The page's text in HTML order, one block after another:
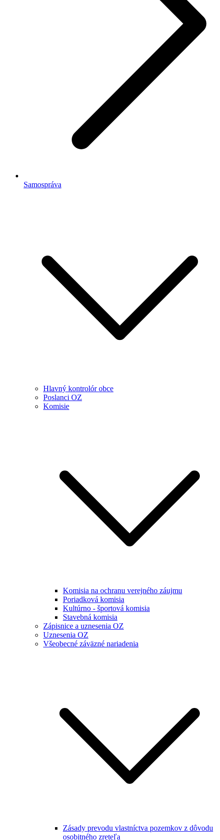
Samospráva
Hlavný kontrolór obce
Poslanci OZ
Komisie
Komisia na ochranu verejného záujmu
Poriadková komisia
Kultúrno - športová komisia
Stavebná komisia
Zápisnice a uznesenia OZ
Uznesenia OZ
Všeobecné záväzné nariadenia
Zásady prevodu vlastníctva pozemkov z dôvodu
osobitného zreteľa